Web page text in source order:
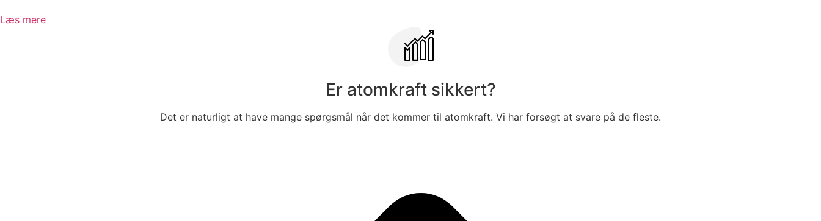
Læs mere
Er atomkraft sikkert?
Det er naturligt at have mange spørgsmål når det kommer til atomkraft. Vi har forsøgt at svare på de fleste.